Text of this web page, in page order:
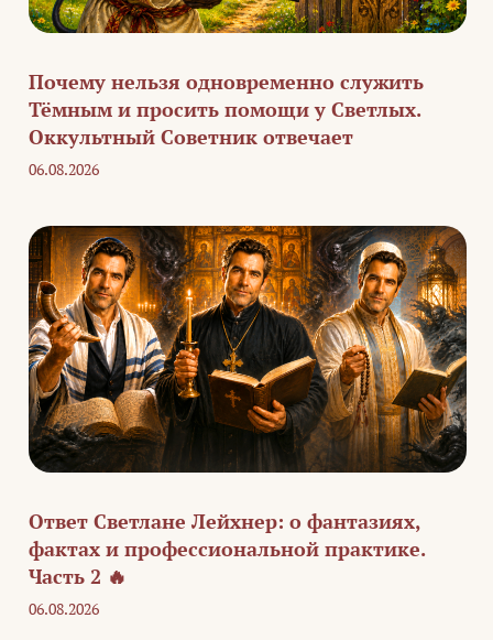
Почему нельзя одновременно служить
Тёмным и просить помощи у Светлых.
Оккультный Советник отвечает
06.08.2026
Ответ Светлане Лейхнер: о фантазиях,
фактах и профессиональной практике.
Часть 2 🔥
06.08.2026